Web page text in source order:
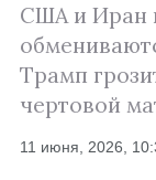
США и Иран
Трамп
чертовой
11 июня, 2026,